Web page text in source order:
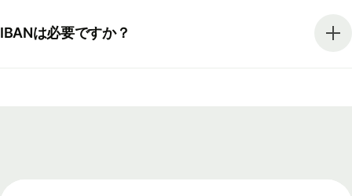
IBANは必要ですか？